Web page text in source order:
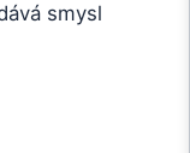
smysl